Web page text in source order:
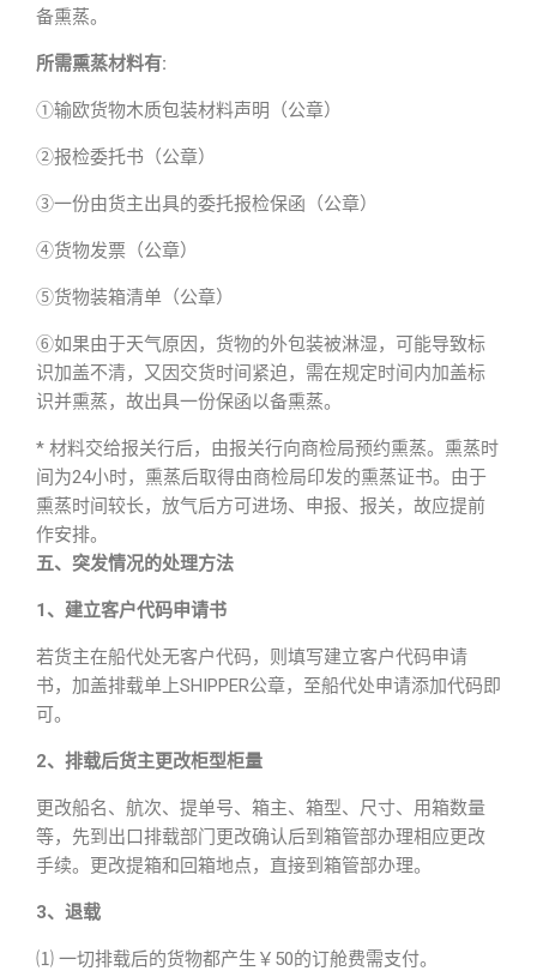
备熏蒸。
所需熏蒸材料有:
①输欧货物木质包装材料声明（公章）
②报检委托书（公章）
③一份由货主出具的委托报检保函（公章）
④货物发票（公章）
⑤货物装箱清单（公章）
⑥如果由于天气原因，货物的外包装被淋湿，可能导致标
识加盖不清，又因交货时间紧迫，需在规定时间内加盖标
识并熏蒸，故出具一份保函以备熏蒸。
* 材料交给报关行后，由报关行向商检局预约熏蒸。熏蒸时
间为24小时，熏蒸后取得由商检局印发的熏蒸证书。由于
熏蒸时间较长，放气后方可进场、申报、报关，故应提前
作安排。
五、突发情况的处理方法
1、建立客户代码申请书
若货主在船代处无客户代码，则填写建立客户代码申请
书，加盖排载单上SHIPPER公章，至船代处申请添加代码即
可。
2、排载后货主更改柜型柜量
更改船名、航次、提单号、箱主、箱型、尺寸、用箱数量
等，先到出口排载部门更改确认后到箱管部办理相应更改
手续。更改提箱和回箱地点，直接到箱管部办理。
3、退载
⑴ 一切排载后的货物都产生￥50的订舱费需支付。